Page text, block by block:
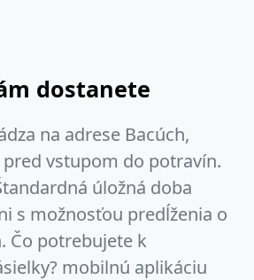
dostanete
na adrese Bacúch,
pred vstupom do potravín.
úložná doba
s možnosťou predĺženia o
Čo potrebujete k
mobilnú aplikáciu